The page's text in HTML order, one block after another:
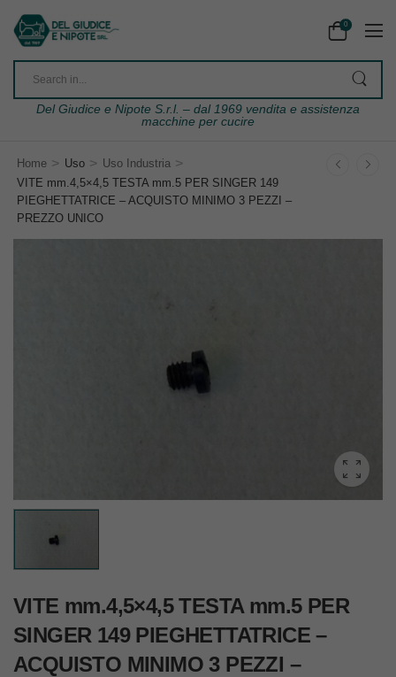
0
Del Giudice e Nipote S.r.l. – dal 1969 vendita e assistenza
macchine per cucire
Home > Uso > Uso Industria >
VITE mm.4,5×4,5 TESTA mm.5 PER SINGER 149
PIEGHETTATRICE – ACQUISTO MINIMO 3 PEZZI –
PREZZO UNICO
VITE mm.4,5×4,5 TESTA mm.5 PER
SINGER 149 PIEGHETTATRICE –
ACQUISTO MINIMO 3 PEZZI –